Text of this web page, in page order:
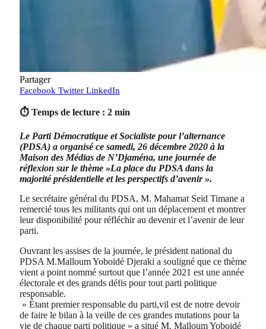
Partager
Facebook Twitter LinkedIn
⏱ Temps de lecture : 2 min
Le Parti Démocratique et Socialiste pour l’alternance
(PDSA) a organisé ce samedi, 26 décembre 2020 à la
Maison des Médias de N’Djaména, une journée de
réflexion sur le thème »La place du PDSA dans la
majorité présidentielle et les perspectifs d’avenir ».
Le secrétaire général du PDSA, M. Mahamat Seid Timane a
remercié tous les militants qui ont un déplacement et montrer
leur disponibilité pour réfléchir au devenir et l’avenir de leur
parti.
Ouvrant les assises de la journée, le président national du
PDSA M.Malloum Yoboidé Djeraki a souligné que ce thème
vient a point nommé surtout que l’année 2021 est une année
électorale et des grands défis pour tout parti politique
responsable.
» Étant premier responsable du parti,vil est de notre devoir
de faire le bilan à la veille de ces grandes mutations pour la
vie de chaque parti politique » a situé M. Malloum Yoboidé